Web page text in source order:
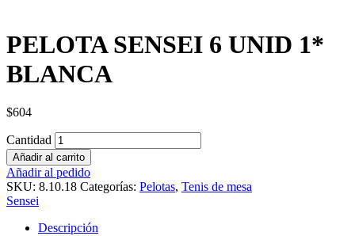
PELOTA SENSEI 6 UNID 1*
BLANCA
$604
Cantidad
Añadir al carrito
Añadir al pedido
SKU: 8.10.18 Categorías: Pelotas, Tenis de mesa
Sensei
Descripción